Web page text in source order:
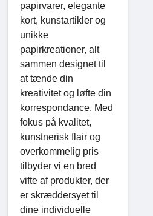
papirvarer, elegante
kort, kunstartikler og
unikke
papirkreationer, alt
sammen designet til
at tænde din
kreativitet og løfte din
korrespondance. Med
fokus på kvalitet,
kunstnerisk flair og
overkommelig pris
tilbyder vi en bred
vifte af produkter, der
er skræddersyet til
dine individuelle